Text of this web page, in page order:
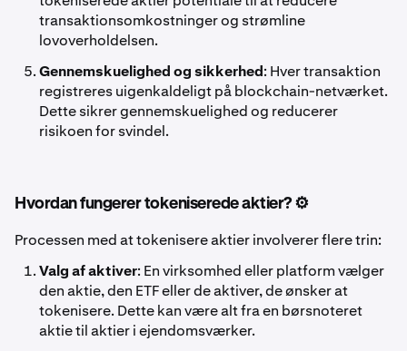
transaktionsomkostninger og strømline
lovoverholdelsen.
Gennemskuelighed og sikkerhed: Hver transaktion
registreres uigenkaldeligt på blockchain-netværket.
Dette sikrer gennemskuelighed og reducerer
risikoen for svindel.
Hvordan fungerer tokeniserede aktier? ⚙️
Processen med at tokenisere aktier involverer flere trin:
Valg af aktiver: En virksomhed eller platform vælger
den aktie, den ETF eller de aktiver, de ønsker at
tokenisere. Dette kan være alt fra en børsnoteret
aktie til aktier i ejendomsværker.